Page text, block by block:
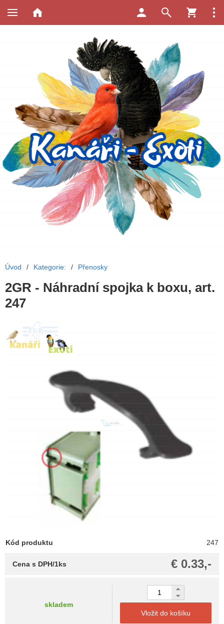
Úvod / Kategorie: / Přenosky
2GR - Náhradní spojka k boxu, art.
247
Kód produktu 247
€ 0.33,-
Cena s DPH/1ks
skladem
Vložit do košíku